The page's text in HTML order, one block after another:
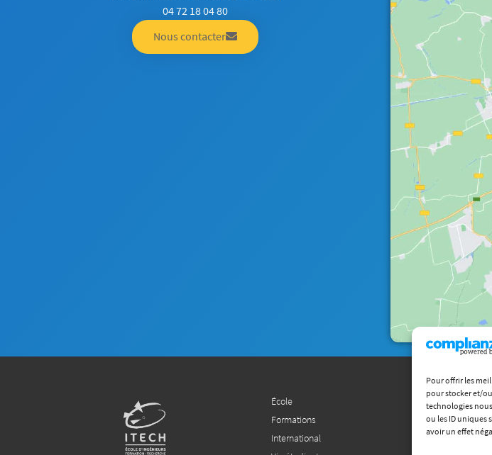
Pour offrir les
pour stocker et/
technologies
ou les ID uniques
avoir un effet
04 72 18 04 80
Nous contacter
École
Formations
International